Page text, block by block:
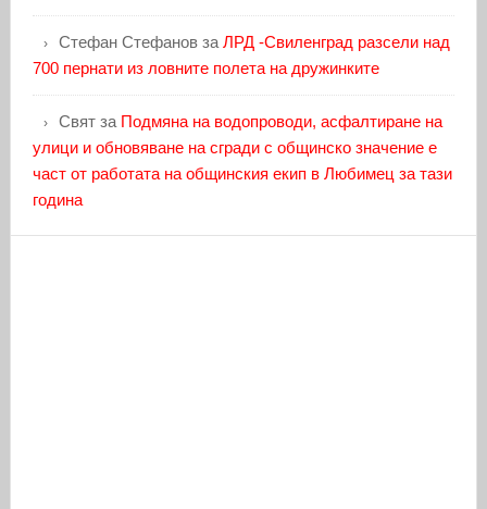
Стефан Стефановза ЛРД -Свиленград разсели над
700 пернати из ловните полета на дружинките
Святза Подмяна на водопроводи, асфалтиране на
улици и обновяване на сгради с общинско значение е
част от работата на общинския екип в Любимец за тази
година